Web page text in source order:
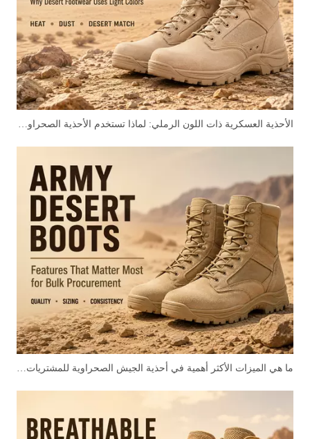
الأحذية العسكرية ذات اللون الرملي: لماذا تستخدم الأحذية الصحراوية الألوان الفاتحة
ما هي الميزات الأكثر أهمية في أحذية الجيش الصحراوية للمشتريات بالجملة